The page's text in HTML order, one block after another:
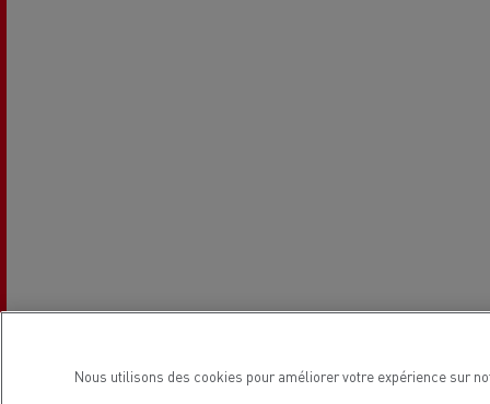
Horaires de la concession
Nous utilisons des cookies pour améliorer votre expérience sur